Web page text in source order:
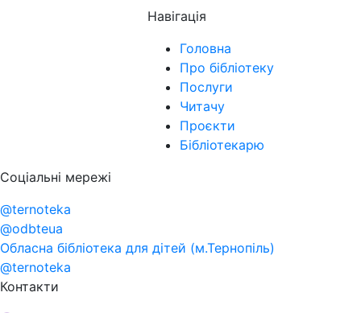
Навігація
Головна
Про бібліотеку
Послуги
Читачу
Проєкти
Бібліотекарю
Соціальні мережі
@ternoteka
@odbteua
Обласна бібліотека для дітей (м.Тернопіль)
@ternoteka
Контакти